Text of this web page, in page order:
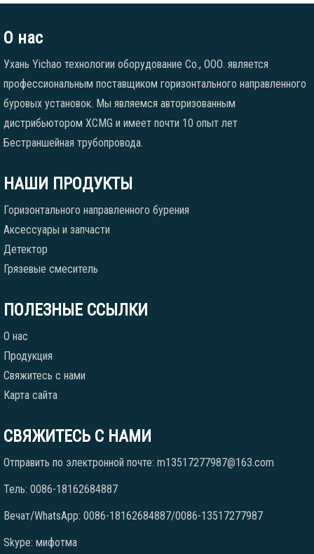
О нас
Ухань Yichao технологии оборудование Co., ООО. является
профессиональным поставщиком горизонтального направленного
буровых установок. Мы являемся авторизованным
дистрибьютором XCMG и имеет почти 10 опыт лет
Бестраншейная трубопровода.
НАШИ ПРОДУКТЫ
Горизонтального направленного бурения
Аксессуары и запчасти
Детектор
Грязевые смеситель
ПОЛЕЗНЫЕ ССЫЛКИ
О нас
Продукция
Свяжитесь с нами
Карта сайта
СВЯЖИТЕСЬ С НАМИ
Отправить по электронной почте: m13517277987@163.com
Тель: 0086-18162684887
Вечат/WhatsApp: 0086-18162684887/0086-13517277987
Skype: мифотма